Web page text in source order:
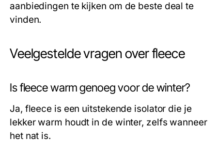
aanbiedingen te kijken om de beste deal te
vinden.
Veelgestelde vragen over fleece
Is fleece warm genoeg voor de winter?
Ja, fleece is een uitstekende isolator die je
lekker warm houdt in de winter, zelfs wanneer
het nat is.